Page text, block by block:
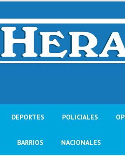
DEPORTES POLICIALES
BARRIOS NACIONALES